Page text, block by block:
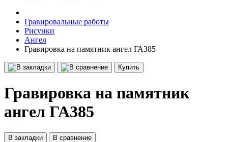
Гравировальные работы
Рисунки
Ангел
Гравировка на памятник ангел ГА385
Купить
Гравировка на памятник
ангел ГА385
В закладки В сравнение